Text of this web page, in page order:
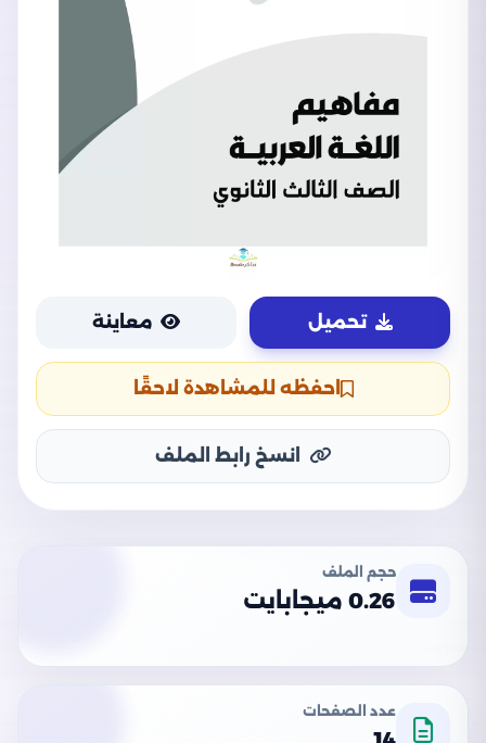
تحميل معاينة
احفظه للمشاهدة لاحقًا
انسخ رابط الملف
حجم الملف
0.26 ميجابايت
عدد الصفحات